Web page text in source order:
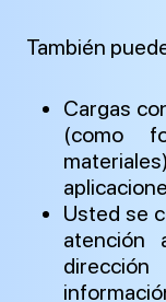
También
Cargas
(como
Usted se
atención